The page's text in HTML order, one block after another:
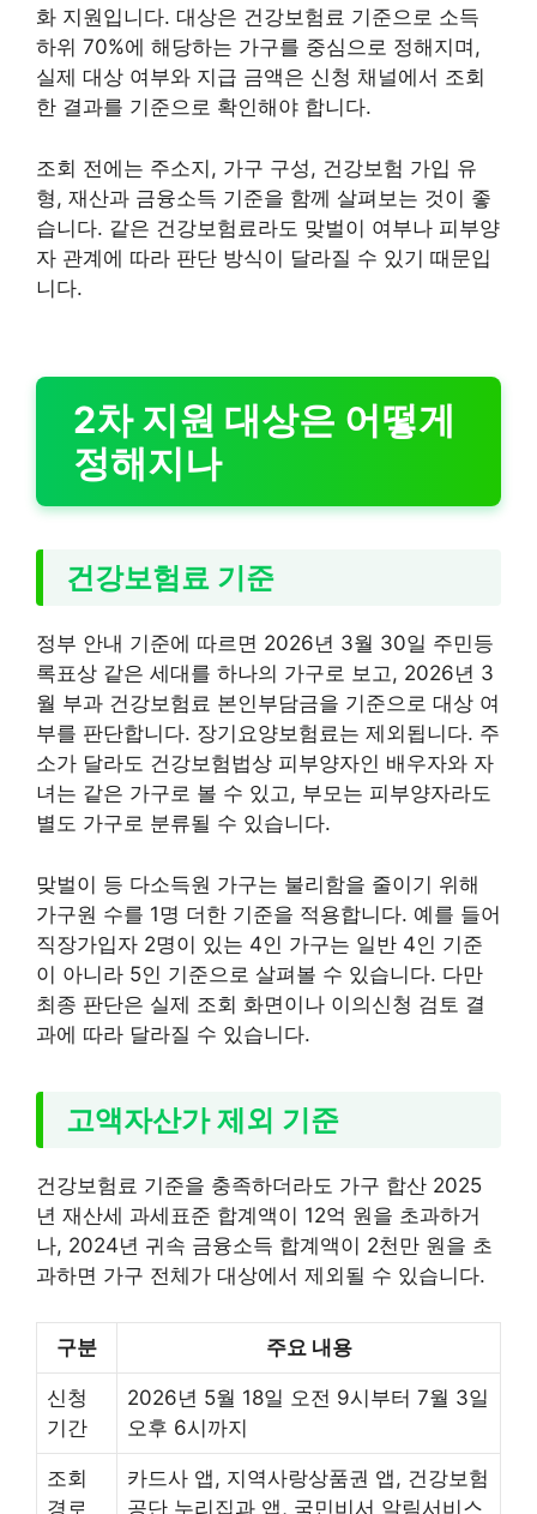
화 지원입니다. 대상은 건강보험료 기준으로 소득
하위 70%에 해당하는 가구를 중심으로 정해지며,
실제 대상 여부와 지급 금액은 신청 채널에서 조회
한 결과를 기준으로 확인해야 합니다.
조회 전에는 주소지, 가구 구성, 건강보험 가입 유
형, 재산과 금융소득 기준을 함께 살펴보는 것이 좋
습니다. 같은 건강보험료라도 맞벌이 여부나 피부양
자 관계에 따라 판단 방식이 달라질 수 있기 때문입
니다.
2차 지원 대상은 어떻게
정해지나
건강보험료 기준
정부 안내 기준에 따르면 2026년 3월 30일 주민등
록표상 같은 세대를 하나의 가구로 보고, 2026년 3
월 부과 건강보험료 본인부담금을 기준으로 대상 여
부를 판단합니다. 장기요양보험료는 제외됩니다. 주
소가 달라도 건강보험법상 피부양자인 배우자와 자
녀는 같은 가구로 볼 수 있고, 부모는 피부양자라도
별도 가구로 분류될 수 있습니다.
맞벌이 등 다소득원 가구는 불리함을 줄이기 위해
가구원 수를 1명 더한 기준을 적용합니다. 예를 들어
직장가입자 2명이 있는 4인 가구는 일반 4인 기준
이 아니라 5인 기준으로 살펴볼 수 있습니다. 다만
최종 판단은 실제 조회 화면이나 이의신청 검토 결
과에 따라 달라질 수 있습니다.
고액자산가 제외 기준
건강보험료 기준을 충족하더라도 가구 합산 2025
년 재산세 과세표준 합계액이 12억 원을 초과하거
나, 2024년 귀속 금융소득 합계액이 2천만 원을 초
과하면 가구 전체가 대상에서 제외될 수 있습니다.
구분 주요 내용
신청
기간
2026년 5월 18일 오전 9시부터 7월 3일
오후 6시까지
조회
경로
카드사 앱, 지역사랑상품권 앱, 건강보험
공단 누리집과 앱, 국민비서 알림서비스